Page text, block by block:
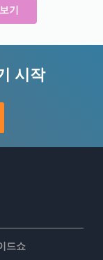
기
시작
드쇼